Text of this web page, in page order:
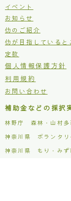
イベント
お知らせ
仂のご紹介
仂が目指していると
定款
個人情報保護方針
利用規約
お問い合わせ
補助金などの採択
林野庁 森林・山村多
神奈川県 ボランタリ
神奈川県 もり・みず